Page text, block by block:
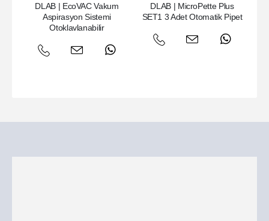
DLAB | EcoVAC Vakum
Aspirasyon Sistemi
Otoklavlanabilir
DLAB | MicroPette Plus
SET1 3 Adet Otomatik Pipet